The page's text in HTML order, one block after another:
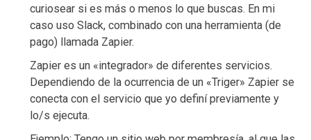
curiosear si es más o menos lo que buscas. En mi
caso uso Slack, combinado con una herramienta (de
pago) llamada Zapier.
Zapier es un «integrador» de diferentes servicios.
Dependiendo de la ocurrencia de un «Triger» Zapier se
conecta con el servicio que yo definí previamente y
lo/s ejecuta.